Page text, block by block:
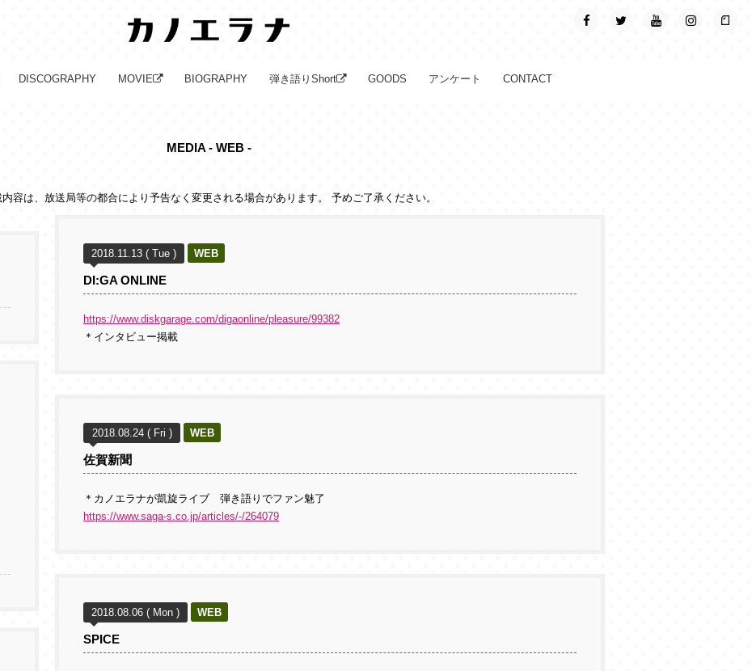
DISCOGRAPHY MOVIE BIOGRAPHY 弾き語りShort GOODS アンケート CONTACT
MEDIA - WEB -
内容は、放送局等の都合により予告なく変更される場合があります。 予めご了承ください。
2018.11.13 ( Tue ) WEB
DI:GA ONLINE
https://www.diskgarage.com/digaonline/pleasure/99382
＊インタビュー掲載
2018.08.24 ( Fri ) WEB
佐賀新聞
＊カノエラナが凱旋ライブ 弾き語りでファン魅了
https://www.saga-s.co.jp/articles/-/264079
2018.08.06 ( Mon ) WEB
SPICE